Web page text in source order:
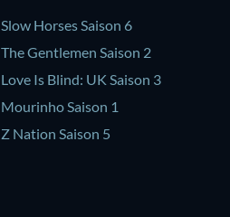
Slow Horses Saison 6
The Gentlemen Saison 2
Love Is Blind: UK Saison 3
Mourinho Saison 1
Z Nation Saison 5